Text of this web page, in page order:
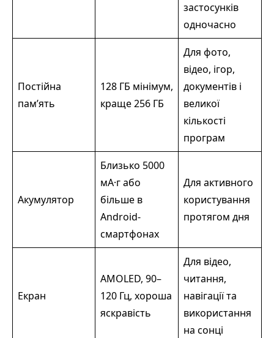
застосунків
одночасно
Постійна
пам’ять
128 ГБ мінімум,
краще 256 ГБ
Для фото,
відео, ігор,
документів і
великої
кількості
програм
Акумулятор
Близько 5000
мА·г або
більше в
Android-
смартфонах
Для активного
користування
протягом дня
Екран
AMOLED, 90–
120 Гц, хороша
яскравість
Для відео,
читання,
навігації та
використання
на сонці